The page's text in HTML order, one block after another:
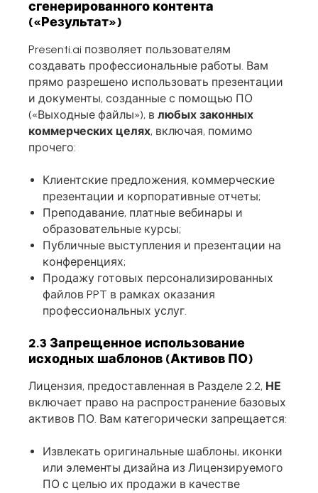
сгенерированного контента
(«Результат»)
Presenti.ai позволяет пользователям
создавать профессиональные работы. Вам
прямо разрешено использовать презентации
и документы, созданные с помощью ПО
(«Выходные файлы»), в любых законных
коммерческих целях, включая, помимо
прочего:
Клиентские предложения, коммерческие
презентации и корпоративные отчеты;
Преподавание, платные вебинары и
образовательные курсы;
Публичные выступления и презентации на
конференциях;
Продажу готовых персонализированных
файлов PPT в рамках оказания
профессиональных услуг.
2.3 Запрещенное использование
исходных шаблонов (Активов ПО)
Лицензия, предоставленная в Разделе 2.2, НЕ
включает право на распространение базовых
активов ПО. Вам категорически запрещается:
Извлекать оригинальные шаблоны, иконки
или элементы дизайна из Лицензируемого
ПО с целью их продажи в качестве